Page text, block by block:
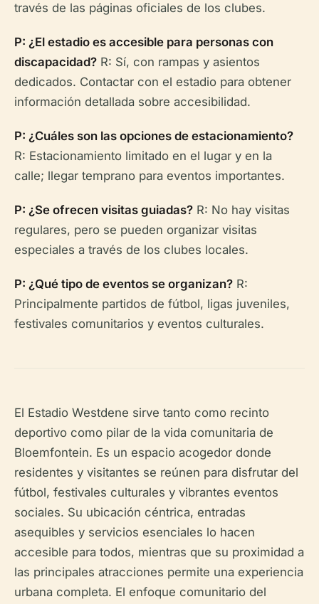
través de las páginas oficiales de los clubes.
P: ¿El estadio es accesible para personas con
discapacidad? R: Sí, con rampas y asientos
dedicados. Contactar con el estadio para obtener
información detallada sobre accesibilidad.
P: ¿Cuáles son las opciones de estacionamiento?
R: Estacionamiento limitado en el lugar y en la
calle; llegar temprano para eventos importantes.
P: ¿Se ofrecen visitas guiadas? R: No hay visitas
regulares, pero se pueden organizar visitas
especiales a través de los clubes locales.
P: ¿Qué tipo de eventos se organizan? R:
Principalmente partidos de fútbol, ligas juveniles,
festivales comunitarios y eventos culturales.
El Estadio Westdene sirve tanto como recinto
deportivo como pilar de la vida comunitaria de
Bloemfontein. Es un espacio acogedor donde
residentes y visitantes se reúnen para disfrutar del
fútbol, festivales culturales y vibrantes eventos
sociales. Su ubicación céntrica, entradas
asequibles y servicios esenciales lo hacen
accesible para todos, mientras que su proximidad a
las principales atracciones permite una experiencia
urbana completa. El enfoque comunitario del